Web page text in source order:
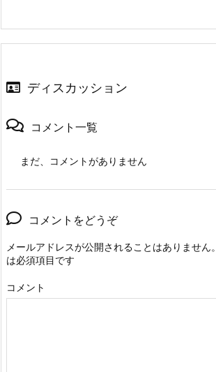
ディスカッション
コメント一覧
まだ、コメントがありません
コメントをどうぞ
メールアドレスが公開されることはありません。
は必須項目です
コメント